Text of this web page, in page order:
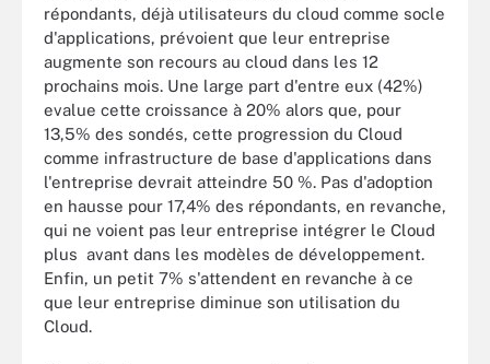
répondants, déjà utilisateurs du cloud comme socle
d'applications, prévoient que leur entreprise
augmente son recours au cloud dans les 12
prochains mois. Une large part d'entre eux (42%)
evalue cette croissance à 20% alors que, pour
13,5% des sondés, cette progression du Cloud
comme infrastructure de base d'applications dans
l'entreprise devrait atteindre 50 %. Pas d'adoption
en hausse pour 17,4% des répondants, en revanche,
qui ne voient pas leur entreprise intégrer le Cloud
plus avant dans les modèles de développement.
Enfin, un petit 7% s'attendent en revanche à ce
que leur entreprise diminue son utilisation du
Cloud.